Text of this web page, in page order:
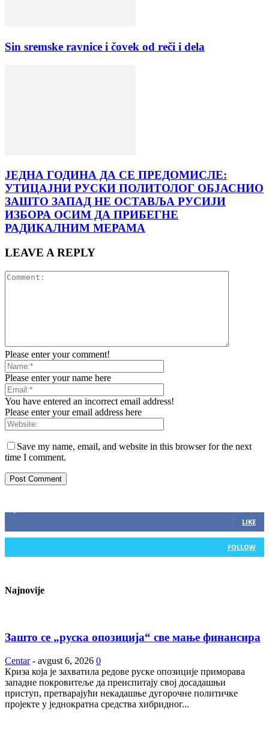
Sin sremske ravnice i čovek od reči i dela
ЈЕДНА ГОДИНА ДА СЕ ПРЕДОМИСЛЕ:
УТИЦАЈНИ РУСКИ ПОЛИТОЛОГ ОБЈАСНИО
ЗАШТО ЗАПАД НЕ ОСТАВЉА РУСИЈИ
ИЗБОРА ОСИМ ДА ПРИБЕГНЕ
РАДИКАЛНИМ МЕРАМА
LEAVE A REPLY
Please enter your comment!
Please enter your name here
You have entered an incorrect email address!
Please enter your email address here
Save my name, email, and website in this browser for the next
time I comment.
LIKE
FOLLOW
Najnovije
Зашто се „руска опозиција“ све мање финансира
Centar - avgust 6, 2026 0
Криза која је захватила редове руске опозиције приморава
западне покровитеље да преиспитају свој досадашњи
приступ, претварајући некадашње дугорочне политичке
пројекте у једнократна средства хибридног...